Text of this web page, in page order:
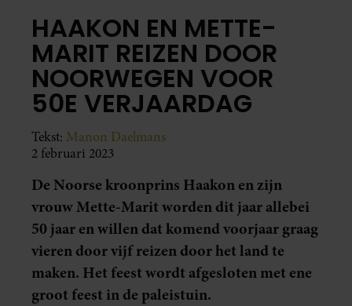
HAAKON EN METTE-
MARIT REIZEN DOOR
NOORWEGEN VOOR
50E VERJAARDAG
Tekst: Manon Daelmans
2 februari 2023
De Noorse kroonprins Haakon en zijn
vrouw Mette-Marit worden dit jaar allebei
50 jaar en willen dat komend voorjaar graag
vieren door vijf reizen door het land te
maken. Het feest wordt afgesloten met ene
groot feest in de paleistuin.